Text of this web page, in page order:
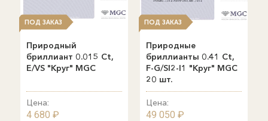
ПОД ЗАКАЗ
Природный
бриллиант 0.015 Ct,
E/VS "Круг" MGC
Цена:
4 680 ₽
ПОД ЗАКАЗ
Природные
бриллианты 0.41 Ct,
F-G/SI2-I1 "Круг" MGC
20 шт.
Цена:
49 050 ₽